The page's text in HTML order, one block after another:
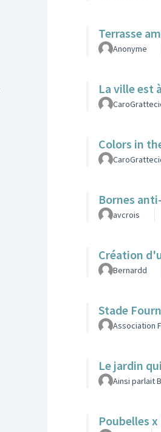
Terrasse
Anonyme
La ville est
Colors in
Bornes
avcrois
Création
Bernardd
Stade
Association
Le jardin
Ainsi parlait
Poubelles